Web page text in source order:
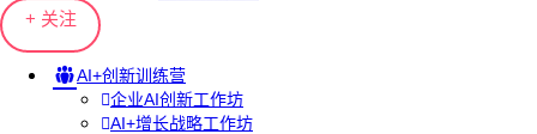
AI+创新训练营
企业AI创新工作坊
AI+增长战略工作坊
+ 关注